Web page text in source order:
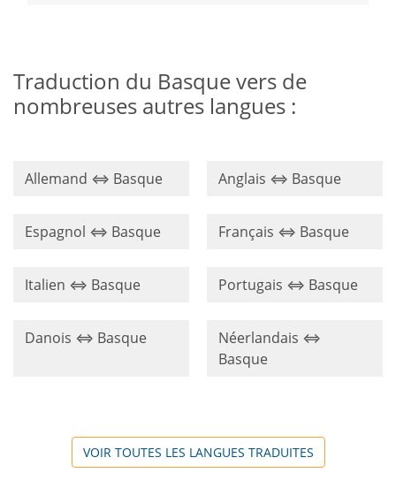
Traduction du Basque vers de
nombreuses autres langues :
Allemand ⇔ Basque Anglais ⇔ Basque
Espagnol ⇔ Basque Français ⇔ Basque
Italien ⇔ Basque Portugais ⇔ Basque
Danois ⇔ Basque
Néerlandais ⇔
Basque
VOIR TOUTES LES LANGUES TRADUITES